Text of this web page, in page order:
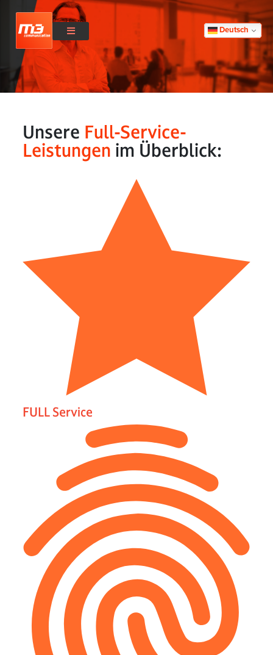
Deutsch
Unsere Full-Service-
Leistungen im Überblick:
FULL Service